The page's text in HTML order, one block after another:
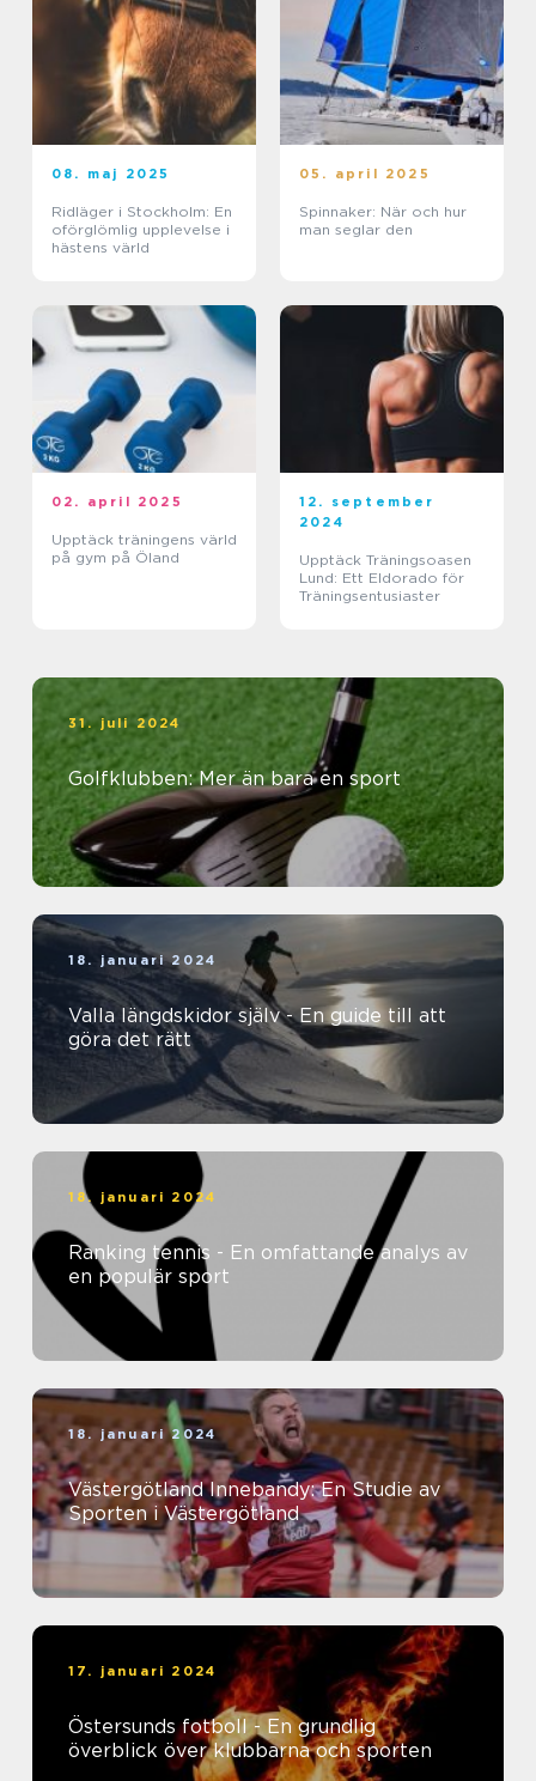
08. maj 2025
Ridläger i Stockholm: En
oförglömlig upplevelse i
hästens värld
05. april 2025
Spinnaker: När och hur
man seglar den
02. april 2025
Upptäck träningens värld
på gym på Öland
12. september
2024
Upptäck Träningsoasen
Lund: Ett Eldorado för
Träningsentusiaster
31. juli 2024
Golfklubben: Mer än bara en sport
18. januari 2024
Valla längdskidor själv - En guide till att
göra det rätt
18. januari 2024
Ranking tennis - En omfattande analys av
en populär sport
18. januari 2024
Västergötland Innebandy: En Studie av
Sporten i Västergötland
17. januari 2024
Östersunds fotboll - En grundlig
överblick över klubbarna och sporten